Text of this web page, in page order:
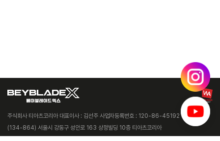
주식회사 티아츠코리아 대표이사 : 김선주 사업자등록번호 : 120-86-45192
(134-864) 서울시 강동구 성안로 163 상정빌딩 10층 티아츠코리아